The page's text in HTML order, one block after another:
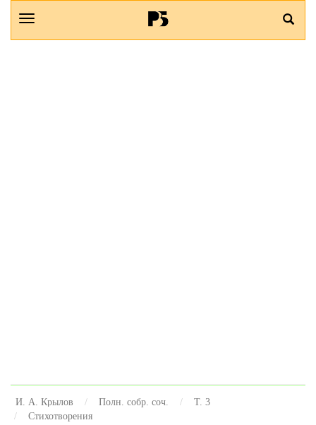
И. А. Крылов Полн. собр. соч.
Т. 3
Стихотворения